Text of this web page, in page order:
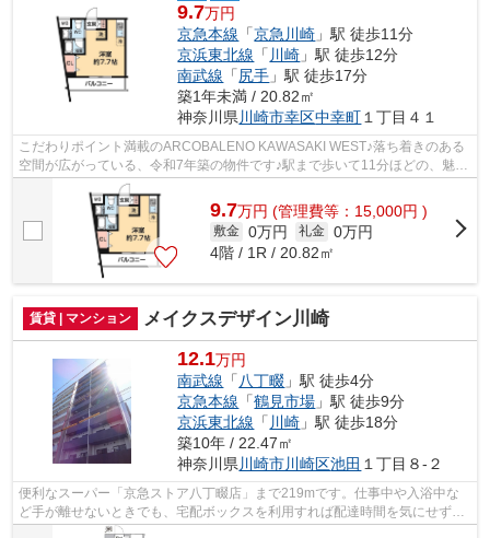
9.7万円
京急本線 「京急川崎 」駅 徒歩11分
京浜東北線 「 川崎 」駅 徒歩12分
南武線 「尻手 」駅 徒歩17分
築1年未満 / 20.82㎡
神奈川県 川崎市幸区中幸町 １丁目４１
こだわりポイント満載のARCOBALENO KAWASAKI WEST♪落ち着きのある
空間が広がっている、令和7年築の物件です♪駅まで歩いて11分ほどの、魅力
的な立地の物件です♪2駅利用可能な物件で目的...
9.7万円 (管理費等：15,000円 )
敷金 0万円 礼金 0万円
4階 / 1R / 20.82㎡
賃貸 | マンション メイクスデザイン川崎
12.1万円
南武線 「 八丁畷 」駅 徒歩4分
京急本線 「鶴見市場 」駅 徒歩9分
京浜東北線 「 川崎 」駅 徒歩18分
築10年 / 22.47㎡
神奈川県 川崎市川崎区池田 １丁目８-２
便利なスーパー「京急ストア八丁畷店」まで219mです。仕事中や入浴中な
ど手が離せないときでも、宅配ボックスを利用すれば配達時間を気にせずに
生活することができます。川崎市川崎区...